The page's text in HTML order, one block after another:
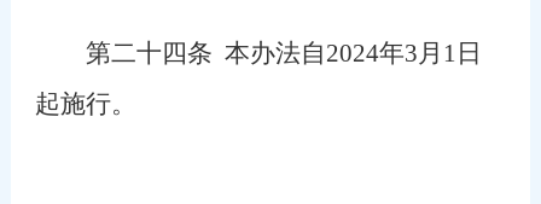
第二十四条 本办法自2024年3月1日
起施行。